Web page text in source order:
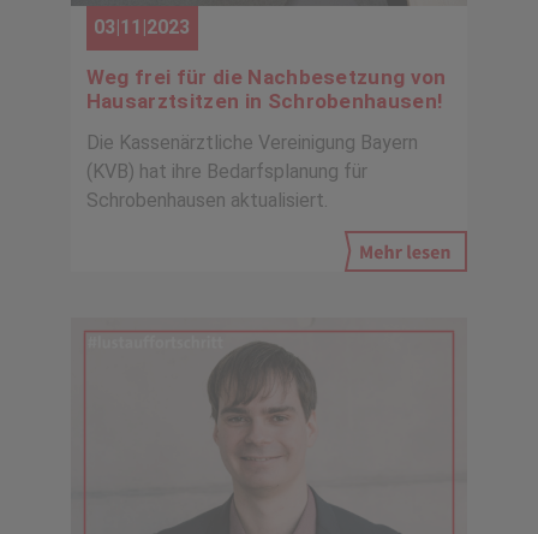
03|11|2023
Weg frei für die Nachbesetzung von
Hausarztsitzen in Schrobenhausen!
Die Kassenärztliche Vereinigung Bayern
(KVB) hat ihre Bedarfsplanung für
Schrobenhausen aktualisiert.